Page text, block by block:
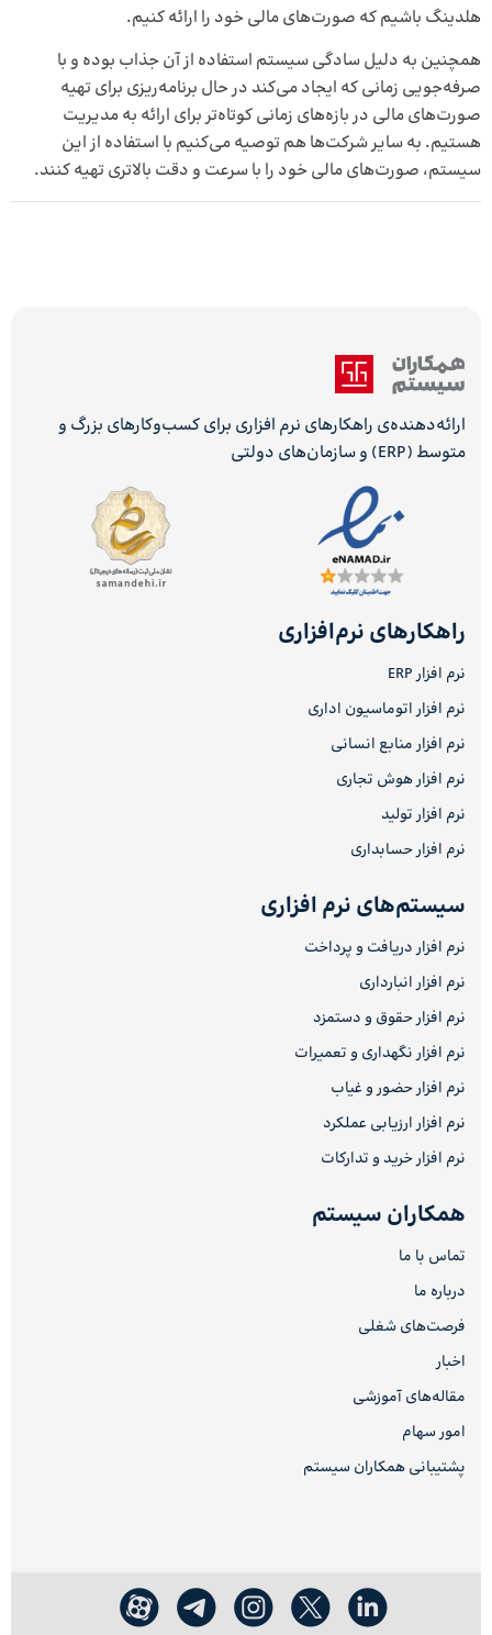
هلدینگ باشیم که صورت‌های مالی خود را ارائه کنیم.
همچنین به دلیل سادگی سیستم استفاده از آن جذاب بوده و با
صرفه‌جویی زمانی که ایجاد می‌کند در حال برنامه‌ریزی برای تهیه
صورت‌های مالی در بازه‌های زمانی کوتاه‌تر برای ارائه به مدیریت
هستیم. به سایر شرکت‌ها هم توصیه می‌کنیم با استفاده از این
سیستم، صورت‌های مالی خود را با سرعت و دقت بالاتری تهیه کنند.
ارائه‌دهنده‌ی راهکارهای نرم افزاری برای کسب‌وکارهای بزرگ و
متوسط (ERP) و سازمان‌های دولتی
راهکارهای نرم‌افزاری
نرم افزار ERP
نرم افزار اتوماسیون اداری
نرم افزار منابع انسانی
نرم افزار هوش تجاری
نرم افزار تولید
نرم افزار حسابداری
سیستم‌های نرم افزاری
نرم افزار دریافت و پرداخت
نرم افزار انبارداری
نرم افزار حقوق و دستمزد
نرم افزار نگهداری و تعمیرات
نرم افزار حضور و غیاب
نرم افزار ارزیابی عملکرد
نرم افزار خرید و تدارکات
همکاران سیستم
تماس با ما
درباره ما
فرصت‌های شغلی
اخبار
مقاله‌های آموزشی
امور سهام
پشتیبانی همکاران سیستم